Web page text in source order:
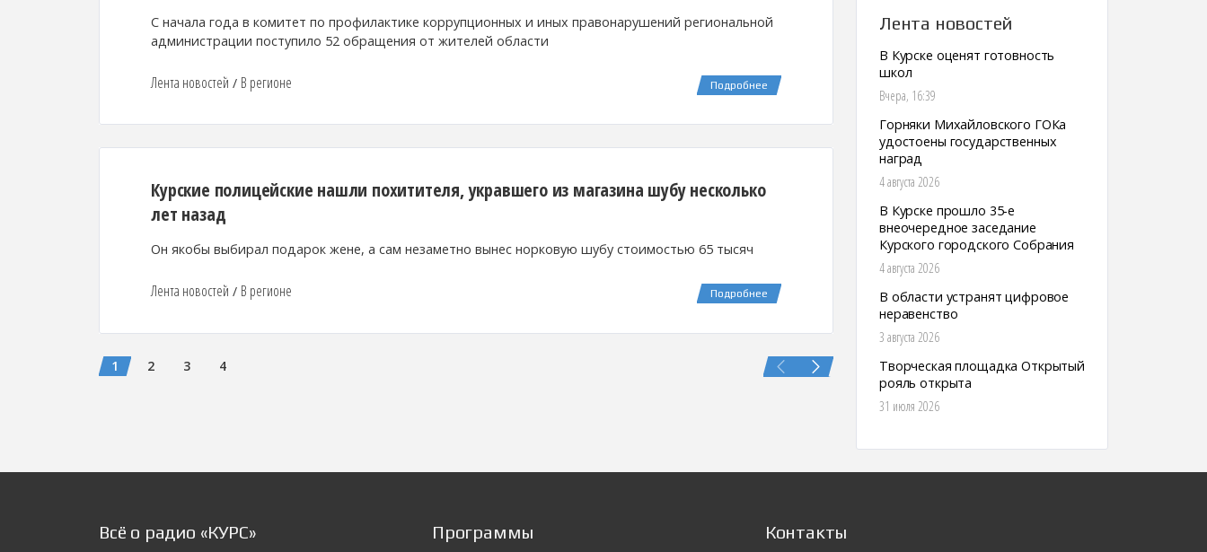
С начала года в комитет по профилактике коррупционных и иных правонарушений региональной
администрации поступило 52 обращения от жителей области
Лента новостей / В регионе Подробнее
Курские полицейские нашли похитителя, укравшего из магазина шубу несколько
лет назад
Он якобы выбирал подарок жене, а сам незаметно вынес норковую шубу стоимостью 65 тысяч
Лента новостей / В регионе Подробнее
1 2 3 4
Лента новостей
В Курске оценят готовность
школ
Вчера, 16:39
Горняки Михайловского ГОКа
удостоены государственных
наград
4 августа 2026
В Курске прошло 35-е
внеочередное заседание
Курского городского Собрания
4 августа 2026
В области устранят цифровое
неравенство
3 августа 2026
Творческая площадка Открытый
рояль открыта
31 июля 2026
Всё о радио «КУРС» Программы Контакты